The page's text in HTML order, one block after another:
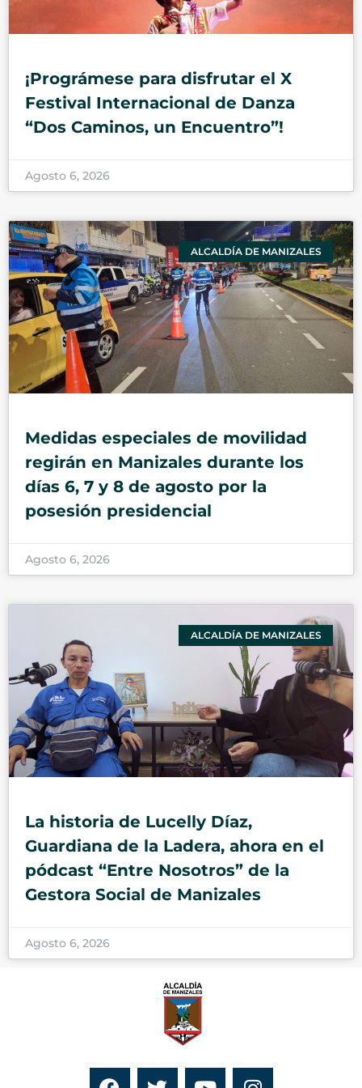
¡Prográmese para disfrutar el X
Festival Internacional de Danza
“Dos Caminos, un Encuentro”!
Agosto 6, 2026
ALCALDÍA DE MANIZALES
Medidas especiales de movilidad
regirán en Manizales durante los
días 6, 7 y 8 de agosto por la
posesión presidencial
Agosto 6, 2026
ALCALDÍA DE MANIZALES
La historia de Lucelly Díaz,
Guardiana de la Ladera, ahora en el
pódcast “Entre Nosotros” de la
Gestora Social de Manizales
Agosto 6, 2026